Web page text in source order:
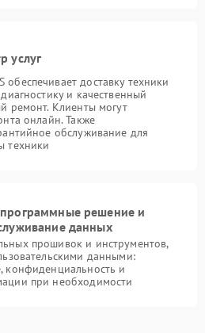
услуг
обеспечивает доставку техники
и качественный
ремонт. Клиенты могут
онлайн. Также
обслуживание для
техники
решение и
данных
прошивок и инструментов,
данными:
конфиденциальность и
при необходимости